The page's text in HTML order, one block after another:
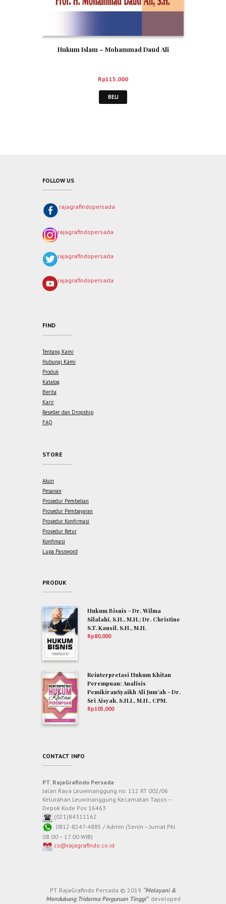
Hukum Islam – Mohammad Daud Ali
Rp115,000
BELI
FOLLOW US
rajagrafindopersada
rajagrafindopersada
rajagrafindopersada
rajagrafindopersada
FIND
Tentang Kami
Hubungi Kami
Produk
Katalog
Berita
Karir
Reseller dan Dropship
FAQ
STORE
Akun
Pesanan
Prosedur Pembelian
Prosedur Pembayaran
Prosedur Konfirmasi
Prosedur Retur
Konfimasi
Lupa Password
PRODUK
Hukum Bisnis - Dr. Wilma
Silalahi, S.H., M.H.; Dr. Christine
S.T. Kansil, S.H., M.H.
Rp80,000
Reinterpretasi Hukum Khitan
Perempuan: Analisis
PemikiranSyaikh Ali Jum’ah - Dr.
Sri Aisyah, S.H.I., M.H., CPM.
Rp105,000
CONTACT INFO
PT. RajaGrafindo Persada
Jalan Raya Leuwinanggung no. 112 RT 002/06
Kelurahan Leuwinanggung Kecamatan Tapos –
Depok Kode Pos 16463
(021)84311162
0812-8247-4885 / Admin (Senin – Jumat Pkl
08.00 – 17.00 WIB)
cs@rajagrafindo.co.id
PT. RajaGrafindo Persada © 2019 “Melayani &
Mendukung Tridarma Perguruan Tinggi” developed